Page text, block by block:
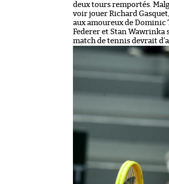
deux tours remportés.
voir jouer Richard
aux amoureux de Dominic
Federer et Stan Wawrinka
match de tennis devrait